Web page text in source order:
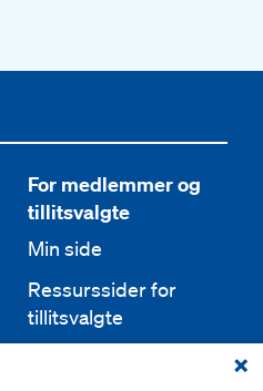
For medlemmer og
tillitsvalgte
Min side
Ressurssider for
tillitsvalgte